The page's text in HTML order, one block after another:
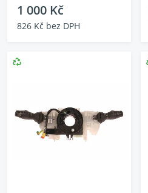
1 000 Kč
826 Kč bez DPH